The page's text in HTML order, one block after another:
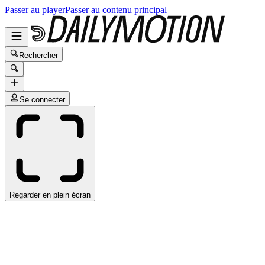
Passer au playerPasser au contenu principal
Rechercher
Se connecter
Regarder en plein écran